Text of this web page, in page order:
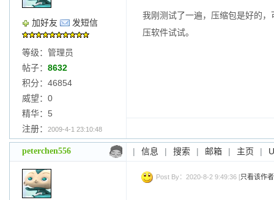
加好友 发短信
等级：管理员
帖子： 8632
积分：46854
威望：0
精华：5
注册：
2009-4-1 23:10:48
我刚测试了一遍，压缩包是好的
压软件试试。
peterchen556 | 信息 | 搜索 | 邮箱 | 主页 |
Post By：2020-8-2 9:49:36 [只看该作者